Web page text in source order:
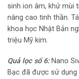
sinh ion âm, khử mùi
nâng cao tinh thần.
khoa học Nhật Bản
triệu Mỹ kim.
Quả lọc số 6:Nano
Bạc đã được sử